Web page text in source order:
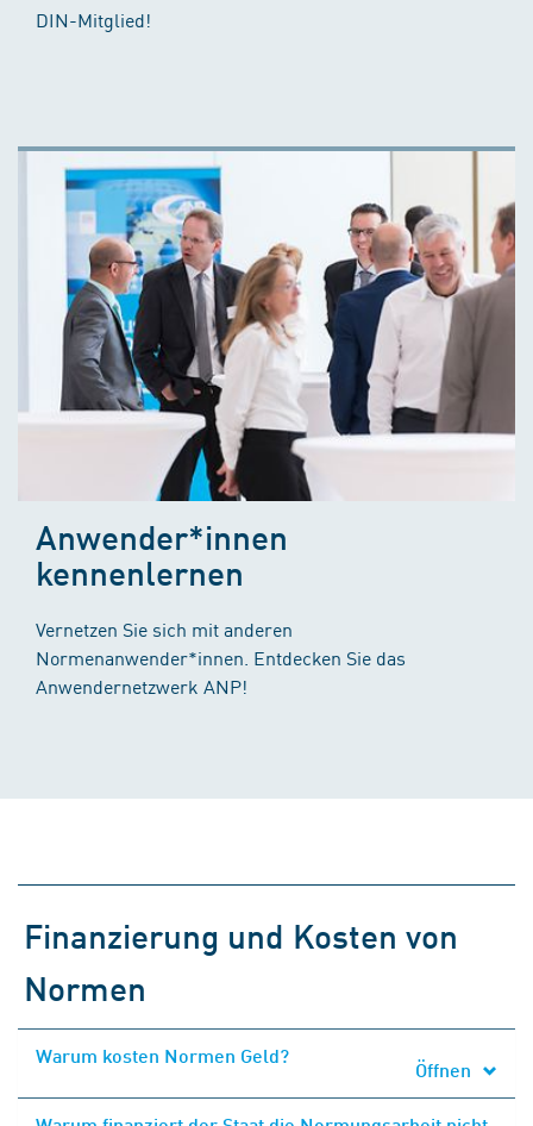
DIN-Mitglied!
Anwender*innen
kennenlernen
Vernetzen Sie sich mit anderen
Normenanwender*innen. Entdecken Sie das
Anwendernetzwerk ANP!
Finanzierung und Kosten von
Normen
Warum kosten Normen Geld?
Öffnen